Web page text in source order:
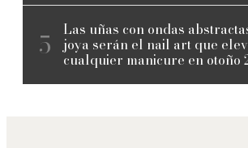
Las uñas con ondas
joya serán el nail art que
cualquier manicure en otoño